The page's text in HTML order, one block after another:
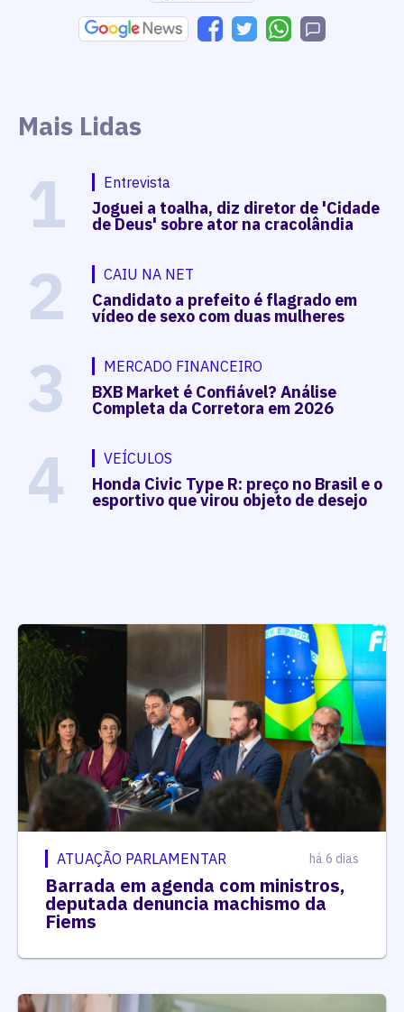
Mais Lidas
1 Entrevista
Joguei a toalha, diz diretor de 'Cidade
de Deus' sobre ator na cracolândia
2 CAIU NA NET
Candidato a prefeito é flagrado em
vídeo de sexo com duas mulheres
3 MERCADO FINANCEIRO
BXB Market é Confiável? Análise
Completa da Corretora em 2026
4 VEÍCULOS
Honda Civic Type R: preço no Brasil e o
esportivo que virou objeto de desejo
ATUAÇÃO PARLAMENTAR há 6 dias
Barrada em agenda com ministros,
deputada denuncia machismo da
Fiems